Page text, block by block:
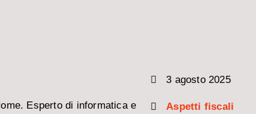
Esperto di informatica e
3 agosto 2025
Aspetti fiscali